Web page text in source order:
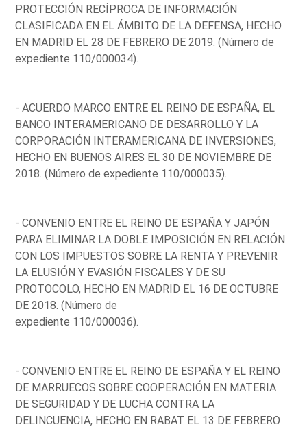
PROTECCIÓN RECÍPROCA DE INFORMACIÓN
CLASIFICADA EN EL ÁMBITO DE LA DEFENSA, HECHO
EN MADRID EL 28 DE FEBRERO DE 2019. (Número de
expediente 110/000034).
- ACUERDO MARCO ENTRE EL REINO DE ESPAÑA, EL
BANCO INTERAMERICANO DE DESARROLLO Y LA
CORPORACIÓN INTERAMERICANA DE INVERSIONES,
HECHO EN BUENOS AIRES EL 30 DE NOVIEMBRE DE
2018. (Número de expediente 110/000035).
- CONVENIO ENTRE EL REINO DE ESPAÑA Y JAPÓN
PARA ELIMINAR LA DOBLE IMPOSICIÓN EN RELACIÓN
CON LOS IMPUESTOS SOBRE LA RENTA Y PREVENIR
LA ELUSIÓN Y EVASIÓN FISCALES Y DE SU
PROTOCOLO, HECHO EN MADRID EL 16 DE OCTUBRE
DE 2018. (Número de
expediente 110/000036).
- CONVENIO ENTRE EL REINO DE ESPAÑA Y EL REINO
DE MARRUECOS SOBRE COOPERACIÓN EN MATERIA
DE SEGURIDAD Y DE LUCHA CONTRA LA
DELINCUENCIA, HECHO EN RABAT EL 13 DE FEBRERO